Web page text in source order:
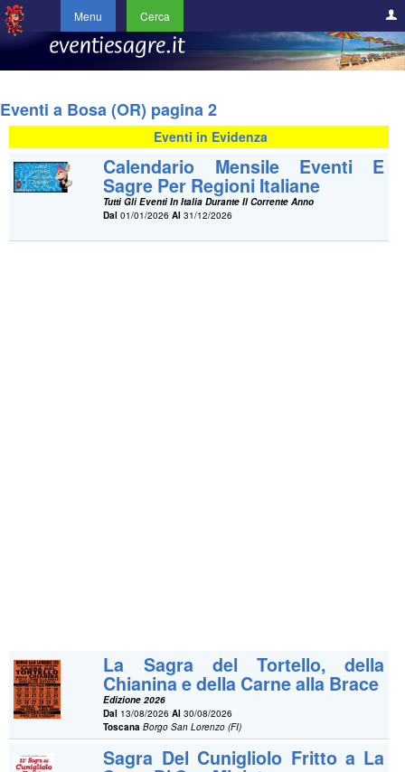
Menu Cerca
Eventi a Bosa (OR) pagina 2
Eventi in Evidenza
Calendario Mensile Eventi E
Sagre Per Regioni Italiane
Tutti Gli Eventi In Italia Durante Il Corrente Anno
Dal 01/01/2026Al 31/12/2026
La Sagra del Tortello, della
Chianina e della Carne alla Brace
Edizione 2026
Dal 13/08/2026Al 30/08/2026
Toscana Borgo San Lorenzo (FI)
Sagra Del Cunigliolo Fritto a La